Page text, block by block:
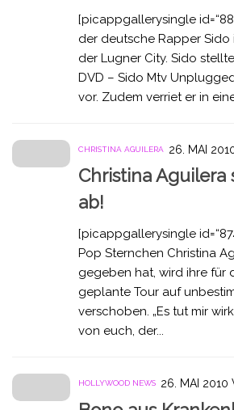
[picappgallerysingle
der deutsche Rapper Sido
der Lugner City. Sido
DVD – Sido Mtv Unplugged
vor. Zudem verriet er in
CHRISTINA AGUILERA 26. MAI
Christina Aguilera
ab!
[picappgallerysingle
Pop Sternchen Christina
gegeben hat, wird ihre für
geplante Tour auf
verschoben. „Es tut mir
von euch, der...
HOLLYWOOD NEWS 26. MAI 2010